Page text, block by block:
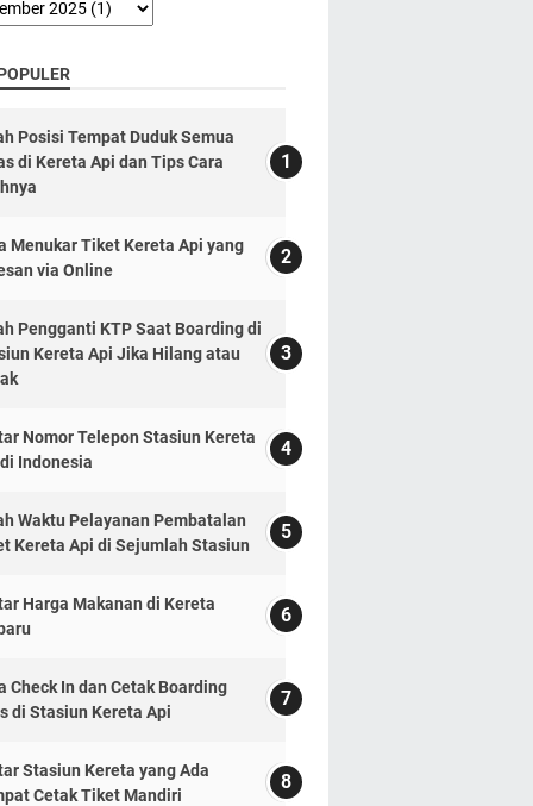
Posisi Tempat Duduk Semua
di Kereta Api dan Tips Cara
Menukar Tiket Kereta Api yang
via Online
Pengganti KTP Saat Boarding di
Kereta Api Jika Hilang atau
Nomor Telepon Stasiun Kereta
Indonesia
Waktu Pelayanan Pembatalan
Kereta Api di Sejumlah Stasiun
Harga Makanan di Kereta
Check In dan Cetak Boarding
di Stasiun Kereta Api
Stasiun Kereta yang Ada
Cetak Tiket Mandiri